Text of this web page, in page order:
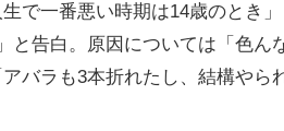
で一番悪い時期は14歳のとき
と告白。原因については「色
バラも3本折れたし、結構やら